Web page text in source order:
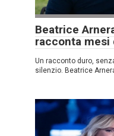
Beatrice
racconta mesi
Un racconto duro,
silenzio. Beatrice